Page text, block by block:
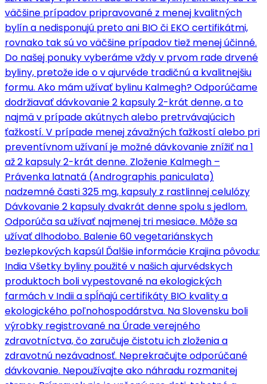
väčšine prípadov pripravované z menej kvalitných
bylín a nedisponujú preto ani BIO či EKO certifikátmi,
rovnako tak sú vo väčšine prípadov tiež menej účinné.
Do našej ponuky vyberáme vždy v prvom rade drvené
byliny, pretože ide o v ajurvéde tradičnú a kvalitnejšiu
formu. Ako mám užívať bylinu Kalmegh? Odporúčame
dodržiavať dávkovanie 2 kapsuly 2-krát denne, a to
najmä v prípade akútnych alebo pretrvávajúcich
ťažkostí. V prípade menej závažných ťažkostí alebo pri
preventívnom užívaní je možné dávkovanie znížiť na 1
až 2 kapsuly 2-krát denne. Zloženie Kalmegh –
Právenka latnatá (Andrographis paniculata)
nadzemné časti 325 mg, kapsuly z rastlinnej celulózy
Dávkovanie 2 kapsuly dvakrát denne spolu s jedlom.
Odporúča sa užívať najmenej tri mesiace. Môže sa
užívať dlhodobo. Balenie 60 vegetariánskych
bezlepkových kapsúl Ďalšie informácie Krajina pôvodu:
India Všetky byliny použité v našich ajurvédskych
produktoch boli vypestované na ekologických
farmách v Indii a spĺňajú certifikáty BIO kvality a
ekologického poľnohospodárstva. Na Slovensku boli
výrobky registrované na Úrade verejného
zdravotníctva, čo zaručuje čistotu ich zloženia a
zdravotnú nezávadnosť. Neprekračujte odporúčané
dávkovanie. Nepoužívajte ako náhradu rozmanitej